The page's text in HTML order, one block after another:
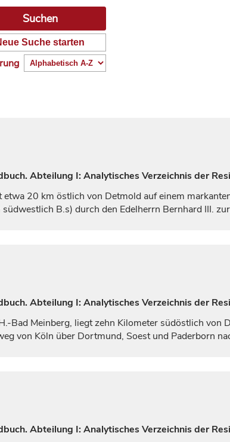
Suche starten
Abteilung I: Analytisches Verzeichnis der
etwa 20 km östlich von Detmold auf einem
südwestlich B.s) durch den Edelherrn Bernhard III.
Abteilung I: Analytisches Verzeichnis der
Bad Meinberg, liegt zehn Kilometer südöstlich von
von Köln über Dortmund, Soest und Paderborn
Abteilung I: Analytisches Verzeichnis der